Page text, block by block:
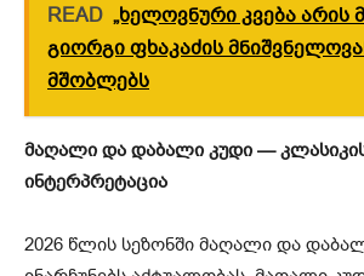
READ „ხელოვნური კვება არის
გიორგი ფხაკაძის
მშობლებს
მაღალი და დაბალი კუდი —
ინტერპრეტაცია
2026 წლის სეზონში მაღალი და